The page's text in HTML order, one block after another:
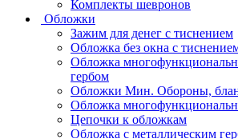
Комплекты шевронов
Обложки
Зажим для денег с тиснением
Обложка без окна с
Обложка
гербом
Обложки Мин. Обороны,
Обложка
Цепочки к обложкам
Обложка с металлическим